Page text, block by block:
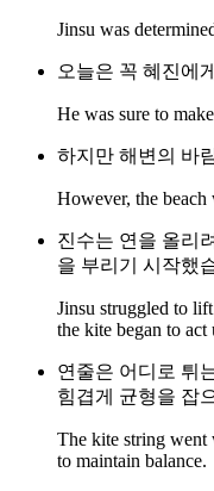
Jinsu was
오늘은 꼭 혜진에
He was sure to
하지만 해변의 바
However, the beach
진수는 연을 올리
을 부리기 시작했
Jinsu struggled to
the kite began to act
연줄은 어디로 튀
힘겹게 균형을 잡
The kite string went
to maintain balance.